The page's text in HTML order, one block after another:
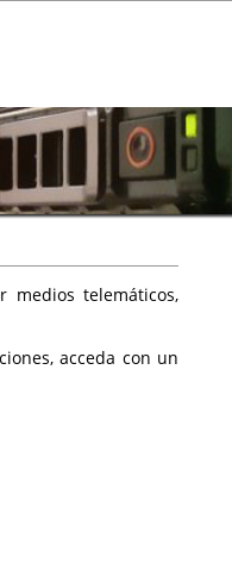
medios telemáticos,
acceda con un